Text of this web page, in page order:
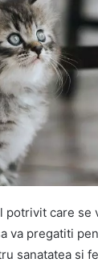
potrivit care se
va pregatiti
sanatatea si